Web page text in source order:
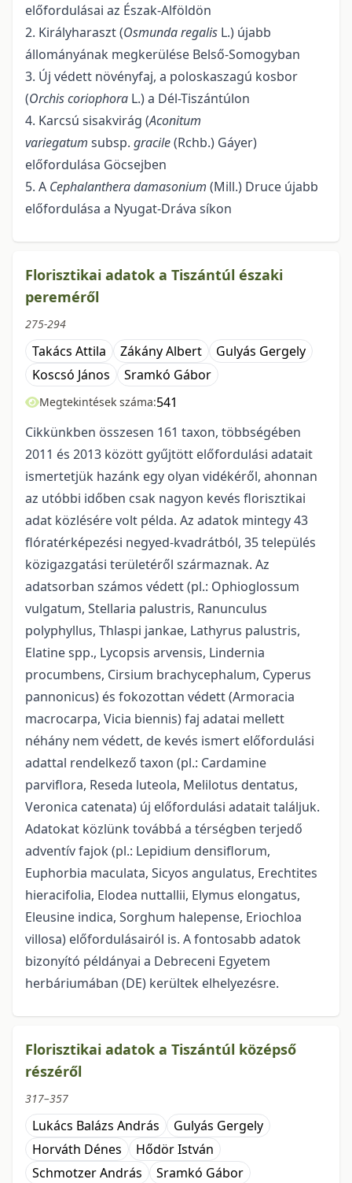
előfordulásai az Észak-Alföldön
2. Királyharaszt (Osmunda regalis L.) újabb
állományának megkerülése Belső-Somogyban
3. Új védett növényfaj, a poloskaszagú kosbor
(Orchis coriophora L.) a Dél-Tiszántúlon
4. Karcsú sisakvirág (Aconitum
variegatum subsp. gracile(Rchb.) Gáyer)
előfordulása Göcsejben
5. A Cephalanthera damasonium (Mill.) Druce újabb
előfordulása a Nyugat-Dráva síkon
Florisztikai adatok a Tiszántúl északi
pereméről
275-294
Takács Attila Zákány Albert
Gulyás Gergely
Koscsó János
Sramkó Gábor
Megtekintések száma:541
Cikkünkben összesen 161 taxon, többségében
2011 és 2013 között gyűjtött előfordulási adatait
ismertetjük hazánk egy olyan vidékéről, ahonnan
az utóbbi időben csak nagyon kevés florisztikai
adat közlésére volt példa. Az adatok mintegy 43
flóratérképezési negyed-kvadrátból, 35 település
közigazgatási területéről származnak. Az
adatsorban számos védett (pl.: Ophioglossum
vulgatum, Stellaria palustris, Ranunculus
polyphyllus, Thlaspi jankae, Lathyrus palustris,
Elatine spp., Lycopsis arvensis, Lindernia
procumbens, Cirsium brachycephalum, Cyperus
pannonicus) és fokozottan védett (Armoracia
macrocarpa, Vicia biennis) faj adatai mellett
néhány nem védett, de kevés ismert előfordulási
adattal rendelkező taxon (pl.: Cardamine
parviflora, Reseda luteola, Melilotus dentatus,
Veronica catenata) új előfordulási adatait találjuk.
Adatokat közlünk továbbá a térségben terjedő
adventív fajok (pl.: Lepidium densiflorum,
Euphorbia maculata, Sicyos angulatus, Erechtites
hieracifolia, Elodea nuttallii, Elymus elongatus,
Eleusine indica, Sorghum halepense, Eriochloa
villosa) előfordulásairól is. A fontosabb adatok
bizonyító példányai a Debreceni Egyetem
herbáriumában (DE) kerültek elhelyezésre.
Florisztikai adatok a Tiszántúl középső
részéről
317–357
Lukács Balázs András
Gulyás Gergely
Horváth Dénes
Hődör István
Schmotzer András
Sramkó Gábor